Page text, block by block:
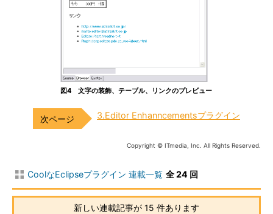
図4 文字の装飾、テーブル、リンクのプレビュー
3.Editor Enhanncementsプラグイン
Copyright © ITmedia, Inc. All Rights Reserved.
CoolなEclipseプラグイン 連載一覧 全 24 回
新しい連載記事が 15 件あります